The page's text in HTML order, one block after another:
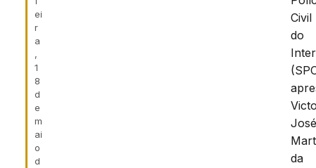
ei
r
a
,
1
8
d
e
m
ai
o
d
Civil
do
da